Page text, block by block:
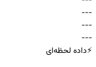
-
-
-
-
-
-
-
-
-
⚡داده لحظه‌ای